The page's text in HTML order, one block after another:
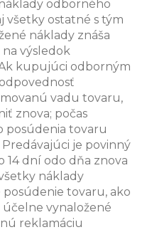
odborného
všetky ostatné s tým
náklady znáša
výsledok
kupujúci odborným
vadu tovaru,
znova; počas
posúdenia tovaru
je povinný
dní odo dňa znova
náklady
tovaru, ako
účelne vynaložené
reklamáciu